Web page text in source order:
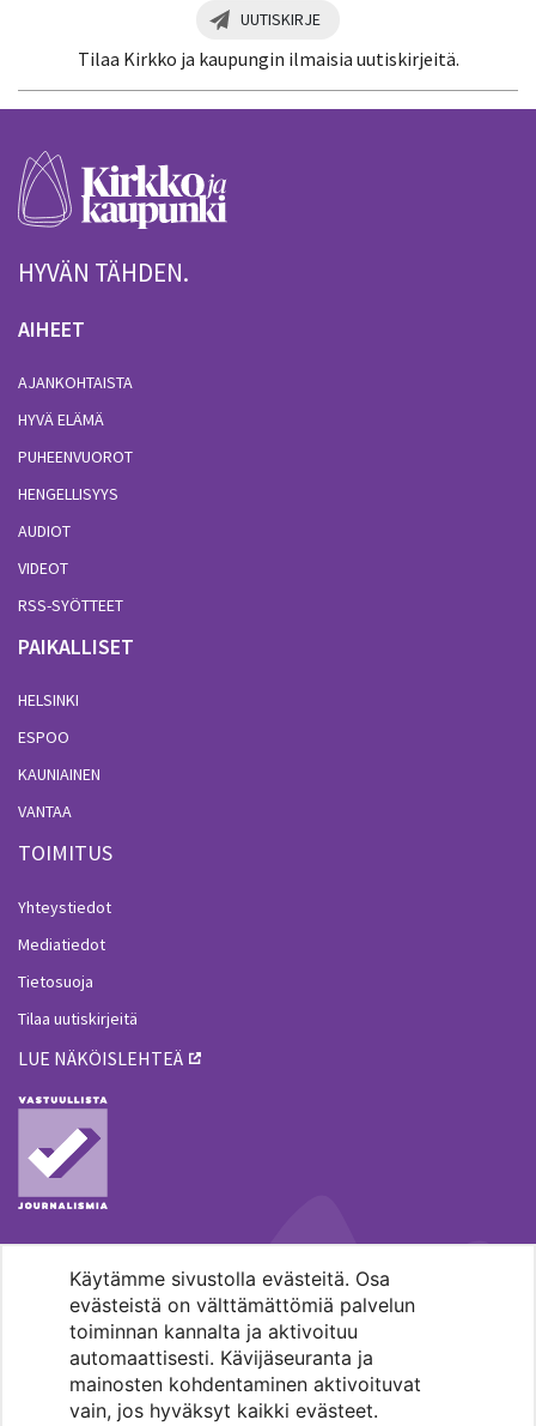
Käytämme sivustolla evästeitä. Osa
evästeistä on välttämättömiä palvelun
toiminnan kannalta ja aktivoituu
automaattisesti. Kävijäseuranta ja
mainosten kohdentaminen aktivoituvat
vain, jos hyväksyt kaikki evästeet.
UUTISKIRJE
Tilaa Kirkko ja kaupungin ilmaisia uutiskirjeitä.
HYVÄN TÄHDEN.
AIHEET
AJANKOHTAISTA
HYVÄ ELÄMÄ
PUHEENVUOROT
HENGELLISYYS
AUDIOT
VIDEOT
RSS-SYÖTTEET
PAIKALLISET
HELSINKI
ESPOO
KAUNIAINEN
VANTAA
TOIMITUS
Yhteystiedot
Mediatiedot
Tietosuoja
Tilaa uutiskirjeitä
LUE NÄKÖISLEHTEÄ
MENOHAKU